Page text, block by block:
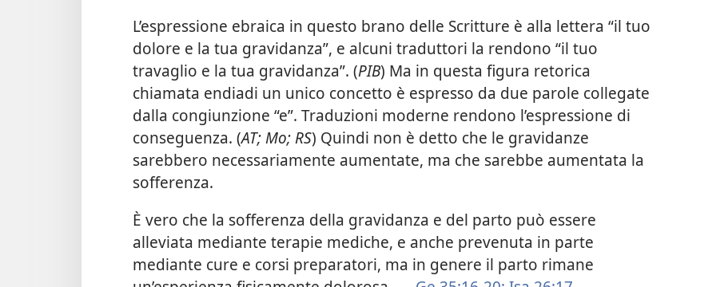
L’espressione ebraica in questo brano delle Scritture è alla lettera “il tuo
dolore e la tua gravidanza”, e alcuni traduttori la rendono “il tuo
travaglio e la tua gravidanza”. (PIB) Ma in questa figura retorica
chiamata endiadi un unico concetto è espresso da due parole collegate
dalla congiunzione “e”. Traduzioni moderne rendono l’espressione di
conseguenza. (AT; Mo; RS) Quindi non è detto che le gravidanze
sarebbero necessariamente aumentate, ma che sarebbe aumentata la
sofferenza.
È vero che la sofferenza della gravidanza e del parto può essere
alleviata mediante terapie mediche, e anche prevenuta in parte
mediante cure e corsi preparatori, ma in genere il parto rimane